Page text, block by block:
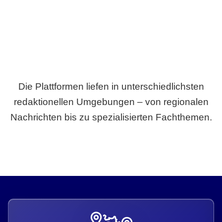
Die Plattformen liefen in unterschiedlichsten
redaktionellen Umgebungen – von regionalen
Nachrichten bis zu spezialisierten Fachthemen.